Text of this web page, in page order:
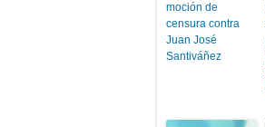
moción de
censura contra
Juan José
Santiváñez